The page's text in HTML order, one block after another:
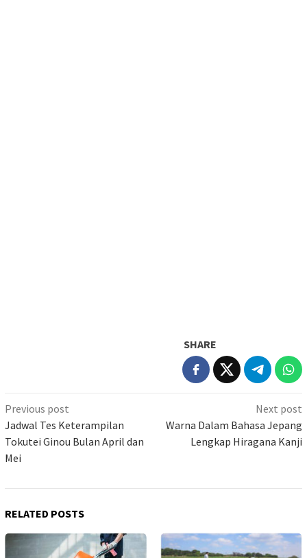
SHARE
Post
navigation
Previous post
Jadwal Tes Keterampilan
Tokutei Ginou Bulan April dan
Mei
Next post
Warna Dalam Bahasa Jepang
Lengkap Hiragana Kanji
RELATED POSTS